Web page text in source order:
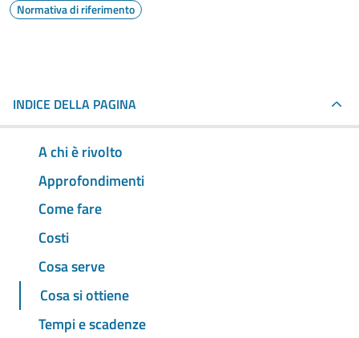
Normativa di riferimento
INDICE DELLA PAGINA
A chi è rivolto
Approfondimenti
Come fare
Costi
Cosa serve
Cosa si ottiene
Tempi e scadenze